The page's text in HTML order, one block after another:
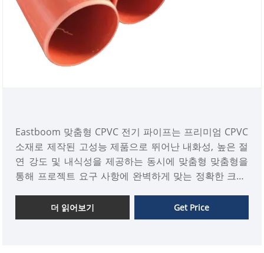
Eastboom 맞춤형 CPVC 전기 파이프는 프리미엄 CPVC
소재로 제작된 고성능 제품으로 뛰어난 내화성, 높은 절
연 강도 및 내식성을 제공하는 동시에 맞춤형 맞춤형을
통해 프로젝트 요구 사항에 완벽하게 맞는 정확한 크기,
더 읽어보기 Get Price